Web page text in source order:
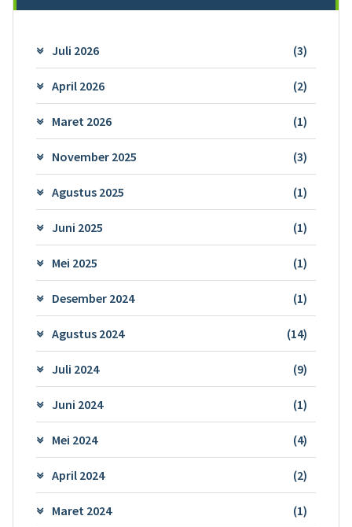
Juli 2026 (3)
April 2026 (2)
Maret 2026 (1)
November 2025 (3)
Agustus 2025 (1)
Juni 2025 (1)
Mei 2025 (1)
Desember 2024 (1)
Agustus 2024 (14)
Juli 2024 (9)
Juni 2024 (1)
Mei 2024 (4)
April 2024 (2)
Maret 2024 (1)